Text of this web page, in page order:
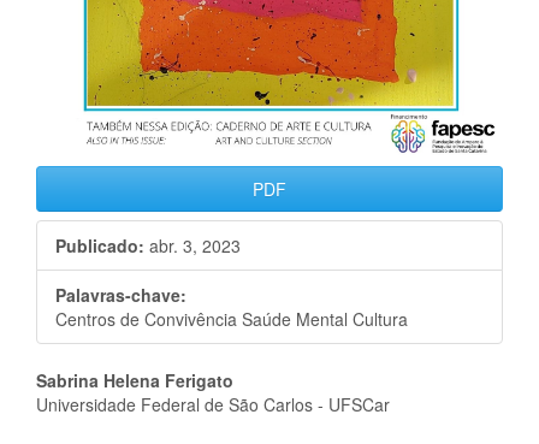
PDF
Publicado: abr. 3, 2023
Palavras-chave:
Centros de Convivência Saúde Mental Cultura
Conteúdo
Sabrina Helena Ferigato
Universidade Federal de São Carlos - UFSCar